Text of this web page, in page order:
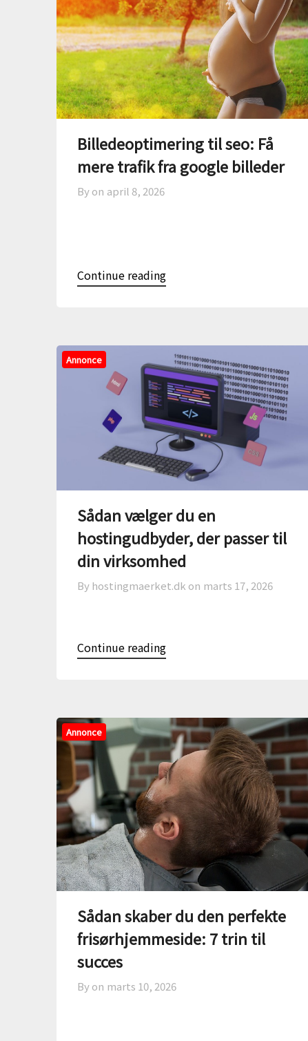
Billedeoptimering til seo: Få
mere trafik fra google billeder
By on april 8, 2026
Continue reading
Annonce
Sådan vælger du en
hostingudbyder, der passer til
din virksomhed
By hostingmaerket.dk on marts 17, 2026
Continue reading
Annonce
Sådan skaber du den perfekte
frisørhjemmeside: 7 trin til
succes
By on marts 10, 2026